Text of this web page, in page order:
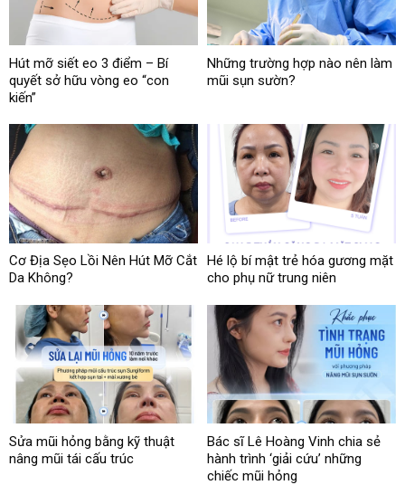
Hút mỡ siết eo 3 điểm – Bí
quyết sở hữu vòng eo “con
kiến”
Những trường hợp nào nên làm
mũi sụn sườn?
Cơ Địa Sẹo Lồi Nên Hút Mỡ Cắt
Da Không?
Hé lộ bí mật trẻ hóa gương mặt
cho phụ nữ trung niên
Sửa mũi hỏng bằng kỹ thuật
nâng mũi tái cấu trúc
Bác sĩ Lê Hoàng Vinh chia sẻ
hành trình ‘giải cứu’ những
chiếc mũi hỏng